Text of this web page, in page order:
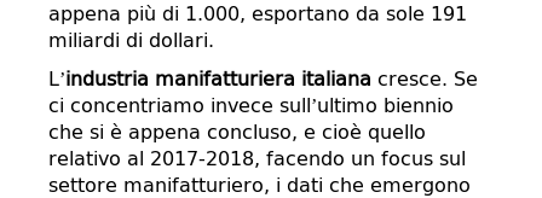
appena più di 1.000, esportano da sole 191
miliardi di dollari.
L’industria manifatturiera italiana cresce. Se
ci concentriamo invece sull’ultimo biennio
che si è appena concluso, e cioè quello
relativo al 2017-2018, facendo un focus sul
settore manifatturiero, i dati che emergono